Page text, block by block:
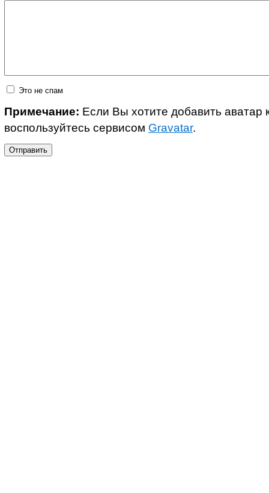
Это не спам
Примечание: Если Вы хотите добавить аватар
воспользуйтесь сервисом Gravatar.